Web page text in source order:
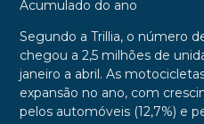
Acumulado do ano
Segundo a Trillia, o número
chegou a 2,5 milhões de
janeiro a abril. As
expansão no ano, com
pelos automóveis (12,7%) e